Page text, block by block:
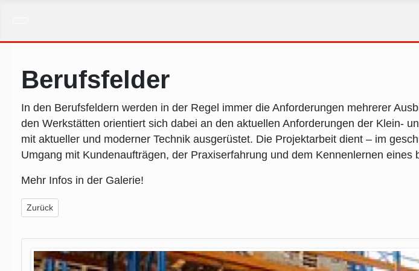
Berufsfelder
In den Berufsfeldern werden in der Regel immer die Anforderungen mehrerer
den Werkstätten orientiert sich dabei an den aktuellen Anforderungen der Klein-
mit aktueller und moderner Technik ausgerüstet. Die Projektarbeit dient – im
Umgang mit Kundenaufträgen, der Praxiserfahrung und dem Kennenlernen eines
Mehr Infos in der Galerie!
Vorheriger Beitrag: Gutscheinmaßnahmen
Zurück